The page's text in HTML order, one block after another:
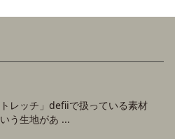
レッチ」defiiで扱っている素材
う生地があ ...